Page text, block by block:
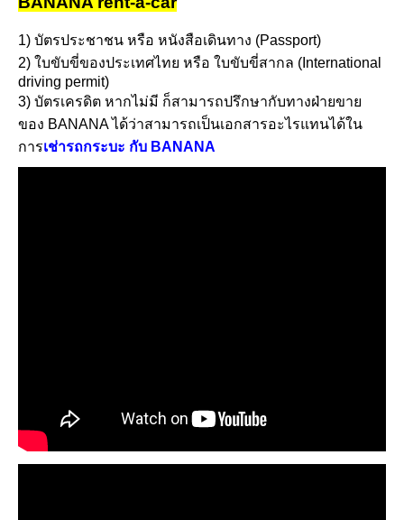
1) บัตรประชาชน หรือ หนังสือเดินทาง (Passport)
2) ใบขับขี่ของประเทศไทย หรือ ใบขับขี่สากล (International
driving permit)
3) บัตรเครดิต หากไม่มี ก็สามารถปรึกษากับทางฝ่ายขาย
ของ BANANA ได้ว่าสามารถเป็นเอกสารอะไรแทนได้ใน
การเช่ารถกระบะ กับ BANANA